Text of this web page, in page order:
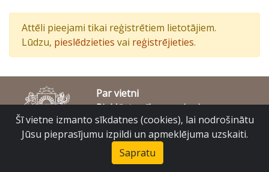
Attēli pieejami tikai reģistrētiem lietotājiem.
Lūdzu, pieslēdzieties vai reģistrējieties.
Par vietni
Piekļūstamības paziņojums
© Latvijas Valsts vēstures arhīvs 2007-2026
Slokas iela 16, Rīga, LV – 1048
raduraksti@arhivi.gov.lv
Šī vietne izmanto sīkdatnes (cookies), lai nodrošinātu
Jūsu pieprasījumu izpildi un apmeklējuma uzskaiti.
Sapratu